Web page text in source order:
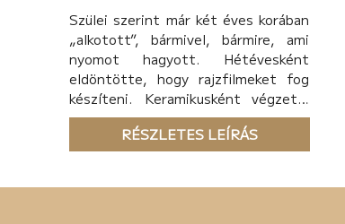
Szülei szerint már két éves korában
„alkotott”, bármivel, bármire, ami
nyomot hagyott. Hétévesként
eldöntötte, hogy rajzfilmeket fog
készíteni. Keramikusként végzett,
de aztán csakazértis, érettségi után
két héttel már a Pannónia
Filmstúdió kecskeméti műtermének
RÉSZLETES LEÍRÁS